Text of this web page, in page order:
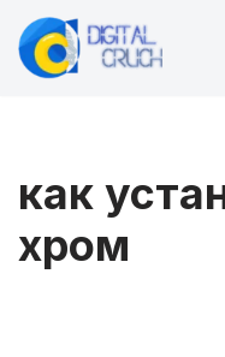
Перейти
как
хром